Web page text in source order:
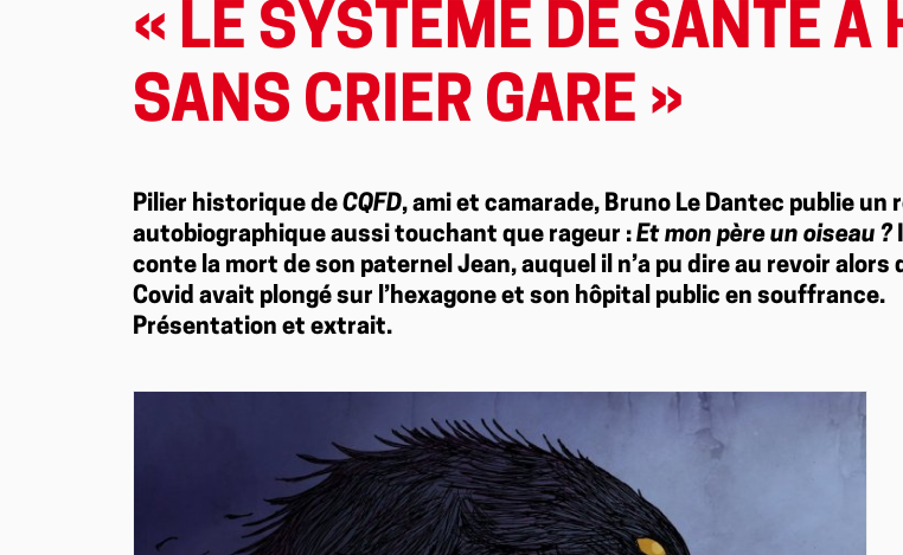
« LE SYSTÈME DE SANTÉ A
SANS CRIER GARE »
Pilier historique de CQFD, ami et camarade, Bruno Le Dantec publie un
autobiographique aussi touchant que rageur : Et mon père un oiseau ?
conte la mort de son paternel Jean, auquel il n’a pu dire au revoir alors
Covid avait plongé sur l’hexagone et son hôpital public en souffrance.
Présentation et extrait.